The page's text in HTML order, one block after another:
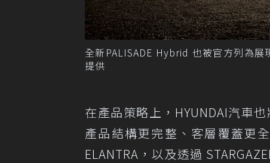
全新PALISADE Hybrid 也被官方列為
提供
在產品策略上，HYUNDAI汽車
產品結構更完整、客層覆蓋更
ELANTRA，以及透過